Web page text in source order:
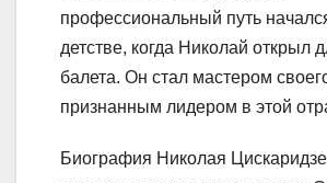
профессиональный путь
детстве, когда Николай открыл
балета. Он стал мастером
признанным лидером в этой
Биография Николая Цискаридзе